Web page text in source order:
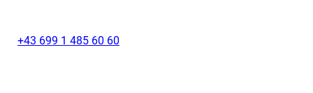
+43 699 1 485 60 60